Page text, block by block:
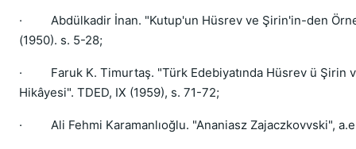
· Abdülkadir İnan. "Kutup'un Hüsrev ve Şirin'in-den
(1950). s. 5-28;
· Faruk K. Timurtaş. "Türk Edebiyatında Hüsrev ü Şirin
Hikâyesi". TDED, IX (1959), s. 71-72;
· Ali Fehmi Karamanlıoğlu. "Ananiasz Zajaczkovvski",